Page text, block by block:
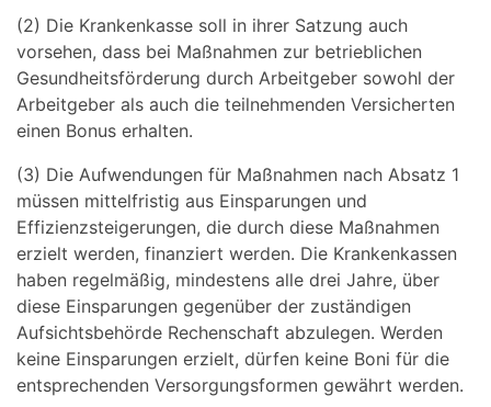
(2) Die Krankenkasse soll in ihrer Satzung auch
vorsehen, dass bei Maßnahmen zur betrieblichen
Gesundheitsförderung durch Arbeitgeber sowohl der
Arbeitgeber als auch die teilnehmenden Versicherten
einen Bonus erhalten.
(3) Die Aufwendungen für Maßnahmen nach Absatz 1
müssen mittelfristig aus Einsparungen und
Effizienzsteigerungen, die durch diese Maßnahmen
erzielt werden, finanziert werden. Die Krankenkassen
haben regelmäßig, mindestens alle drei Jahre, über
diese Einsparungen gegenüber der zuständigen
Aufsichtsbehörde Rechenschaft abzulegen. Werden
keine Einsparungen erzielt, dürfen keine Boni für die
entsprechenden Versorgungsformen gewährt werden.